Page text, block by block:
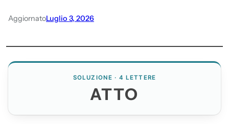
AggiornatoLuglio 3, 2026
SOLUZIONE · 4 LETTERE
ATTO